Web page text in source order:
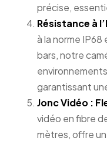
précise,
Résistance à
à la norme
bars, notre
garantissant
Jonc Vidéo :
vidéo en fibre
mètres, offre